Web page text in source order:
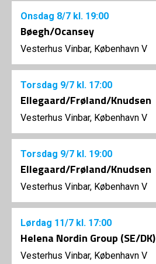
Onsdag 8/7 kl. 19:00
Bøegh/Ocansey
Vesterhus Vinbar, København V
Torsdag 9/7 kl. 17:00
Ellegaard/Frøland/Knudsen
Vesterhus Vinbar, København V
Torsdag 9/7 kl. 19:00
Ellegaard/Frøland/Knudsen
Vesterhus Vinbar, København V
Lørdag 11/7 kl. 17:00
Helena Nordin Group (SE/DK)
Vesterhus Vinbar, København V